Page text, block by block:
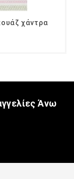
χάντρα
Άνω